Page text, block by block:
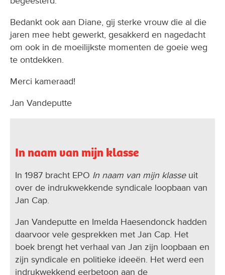
Bedankt ook aan Diane, gij sterke vrouw die al die
jaren mee hebt gewerkt, gesakkerd en nagedacht
om ook in de moeilijkste momenten de goeie weg
te ontdekken.
Merci kameraad!
Jan Vandeputte
In naam van mijn klasse
In 1987 bracht EPO In naam van mijn klasse uit
over de indrukwekkende syndicale loopbaan van
Jan Cap.
Jan Vandeputte en Imelda Haesendonck hadden
daarvoor vele gesprekken met Jan Cap. Het
boek brengt het verhaal van Jan zijn loopbaan en
zijn syndicale en politieke ideeën. Het werd een
indrukwekkend eerbetoon aan de